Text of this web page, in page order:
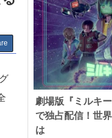
劇場版『ミルキ
で独占配信！世
は